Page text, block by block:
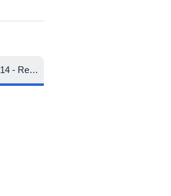
EGEN 2014 - Relatório de Atividades